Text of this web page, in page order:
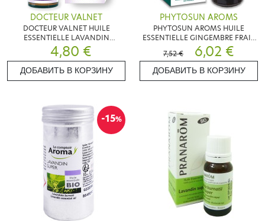
DOCTEUR VALNET
DOCTEUR VALNET HUILE
ESSENTIELLE LAVANDIN
ABRIAL10ML BIO
4,80 €
ДОБАВИТЬ В КОРЗИНУ
PHYTOSUN AROMS
PHYTOSUN AROMS HUILE
ESSENTIELLE GINGEMBRE FRAIS
BIO 5ML
7,52 € 6,02 €
ДОБАВИТЬ В КОРЗИНУ
-15%